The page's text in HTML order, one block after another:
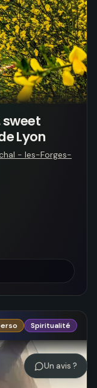
sweet
Lyon
- les-Forges-
Spiritualité
Un avis ?